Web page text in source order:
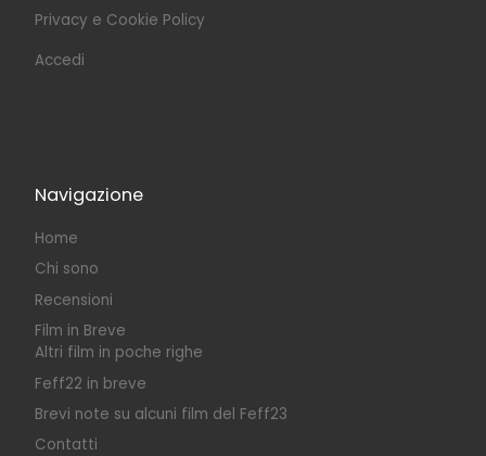
Privacy e Cookie Policy
Accedi
Navigazione
Home
Chi sono
Recensioni
Film in Breve
Altri film in poche righe
Feff22 in breve
Brevi note su alcuni film del Feff23
Contatti